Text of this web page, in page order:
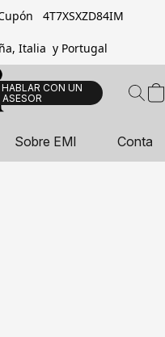
4T7XSXZD84IM
Italia y Portugal
CON UN
ASESOR
Sobre EMI